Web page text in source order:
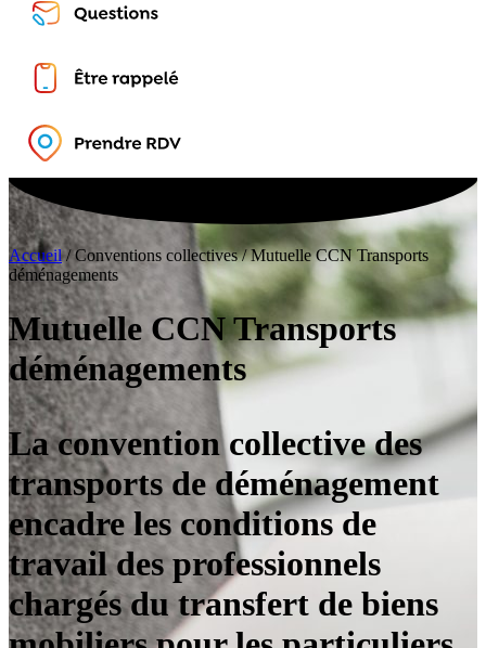
Accueil/Conventions collectives/Mutuelle CCN Transports
déménagements
Mutuelle CCN Transports
déménagements
La convention collective des
transports de déménagement
encadre les conditions de
travail des professionnels
chargés du transfert de biens